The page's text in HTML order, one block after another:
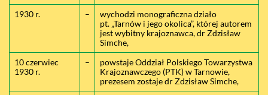
1930 r.
–
wychodzi monograficzna działo
pt. „Tarnów i jego okolica”, której autorem
jest wybitny krajoznawca, dr Zdzisław
Simche,
10 czerwiec
1930 r.
–
powstaje Oddział Polskiego Towarzystwa
Krajoznawczego (PTK) w Tarnowie,
prezesem zostaje dr Zdzisław Simche,